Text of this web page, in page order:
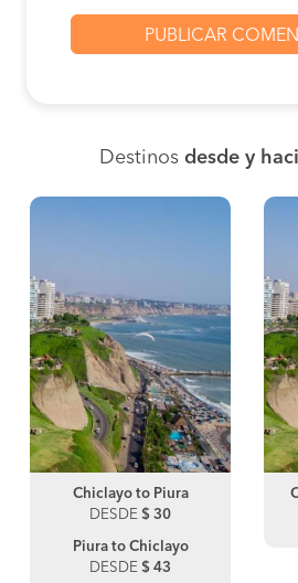
Destinos desde y
Chiclayo to Piura
DESDE $ 30
Piura to Chiclayo
DESDE $ 43